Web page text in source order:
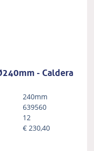
- Caldera
240mm
639560
12
€230,40